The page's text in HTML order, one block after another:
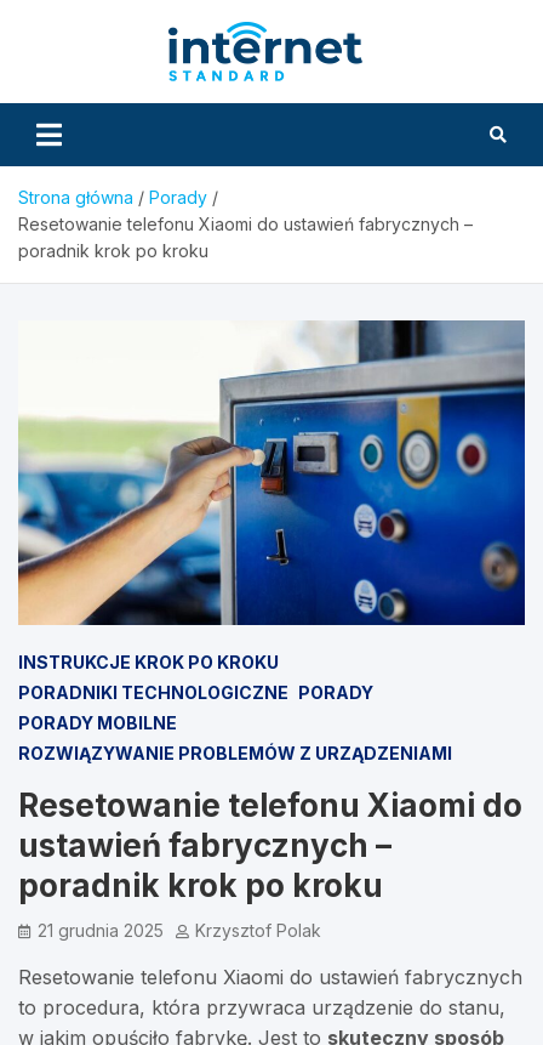
Strona główna
Porady
Resetowanie telefonu Xiaomi do ustawień fabrycznych –
poradnik krok po kroku
INSTRUKCJE KROK PO KROKU
PORADNIKI TECHNOLOGICZNE PORADY
PORADY MOBILNE
ROZWIĄZYWANIE PROBLEMÓW Z URZĄDZENIAMI
Resetowanie telefonu Xiaomi do
ustawień fabrycznych –
poradnik krok po kroku
21 grudnia 2025 Krzysztof Polak
Resetowanie telefonu Xiaomi do ustawień fabrycznych
to procedura, która przywraca urządzenie do stanu,
w jakim opuściło fabrykę. Jest to skuteczny sposób